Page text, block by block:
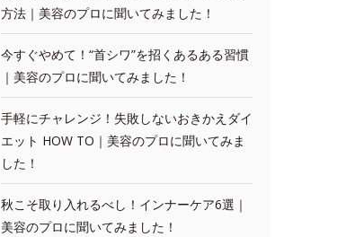
方法｜美容のプロに聞いてみました！
今すぐやめて！“首シワ”を招くあるある習慣
｜美容のプロに聞いてみました！
手軽にチャレンジ！失敗しないおきかえダイ
エット HOW TO｜美容のプロに聞いてみま
した！
秋こそ取り入れるべし！インナーケア6選｜
美容のプロに聞いてみました！